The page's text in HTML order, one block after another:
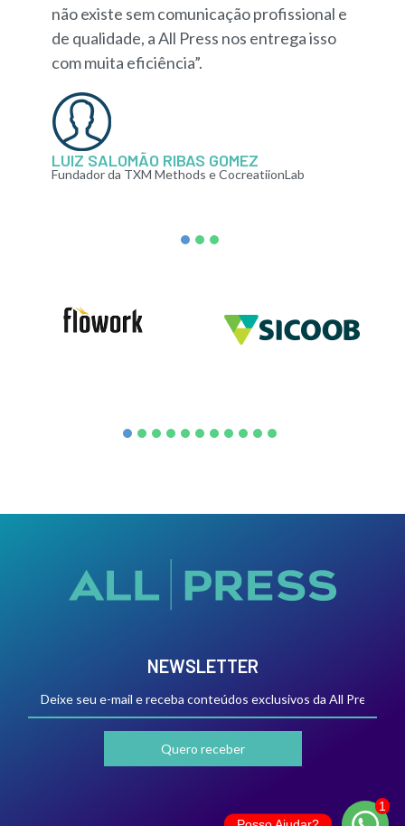
não existe sem comunicação profissional e
de qualidade, a All Press nos entrega isso
com muita eficiência”.
LUIZ SALOMÃO RIBAS GOMEZ
Fundador da TXM Methods e CocreatiionLab
NEWSLETTER